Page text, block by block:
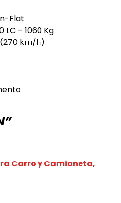
Flat
I.C – 1060 Kg
km/h)
Carro y Camioneta,